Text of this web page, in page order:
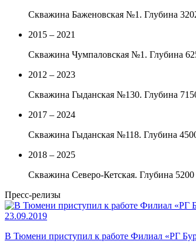
Скважина Баженовская №1. Глубина
2015 – 2021
Скважина Чумпаловская №1. Глубина
2012 – 2023
Cкважина Гыданская №130. Глубина
2017 – 2024
Скважина Гыданская №118. Глубина
2018 – 2025
Скважина Северо-Кетская. Глубина 5200
Пресс-релизы
23.09.2019
В Тюмени приступил к работе Филиал «РГ